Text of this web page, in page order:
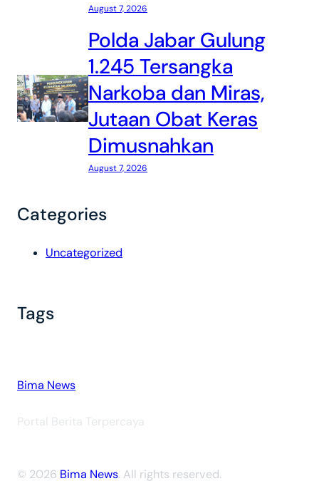
August 7, 2026
Polda Jabar Gulung
1.245 Tersangka
Narkoba dan Miras,
Jutaan Obat Keras
Dimusnahkan
August 7, 2026
Categories
Uncategorized
Tags
Bima News
Portal Berita Terpercaya
© 2026 Bima News. All rights reserved.